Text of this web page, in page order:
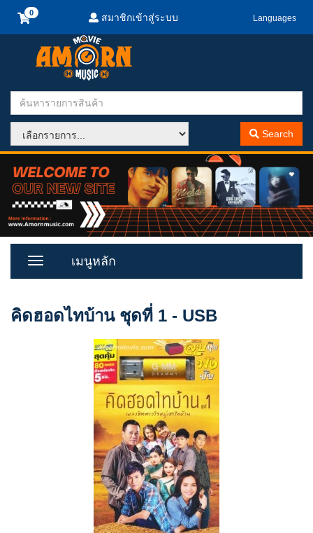
สมาชิกเข้าสู่ระบบ Languages
Search
Toggle
เมนูหลัก
คิดฮอดไทบ้าน ชุดที่ 1 - USB